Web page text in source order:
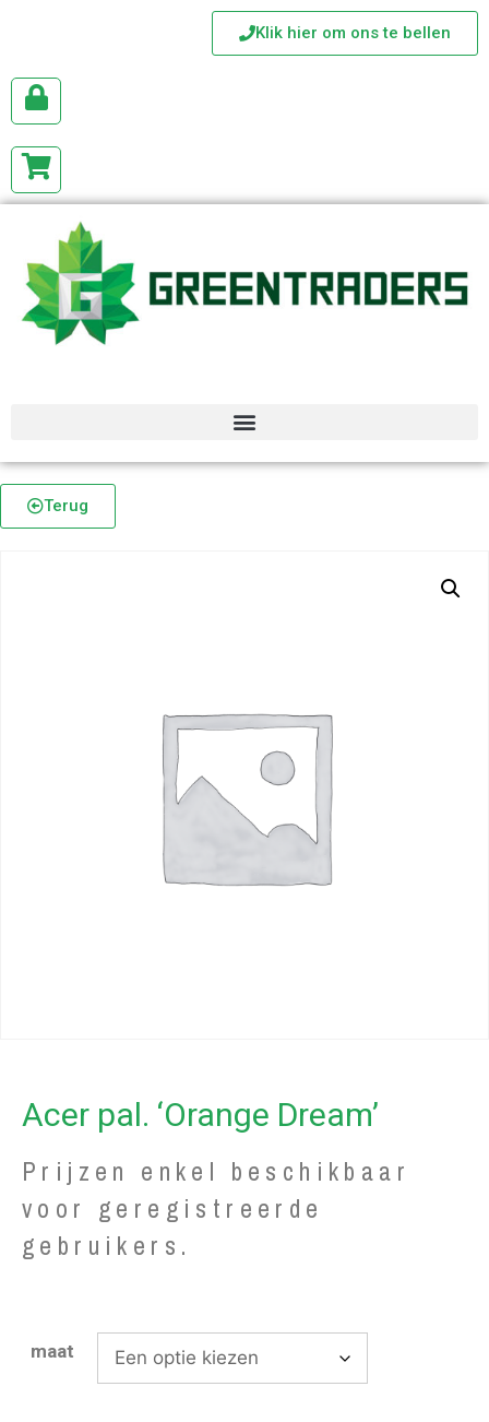
Klik hier om ons te bellen
Terug
Acer pal. ‘Orange Dream’
Prijzen enkel beschikbaar
voor geregistreerde
gebruikers.
maat